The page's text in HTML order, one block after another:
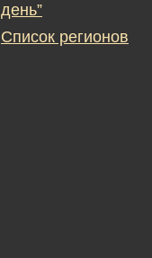
день”
Список регионов